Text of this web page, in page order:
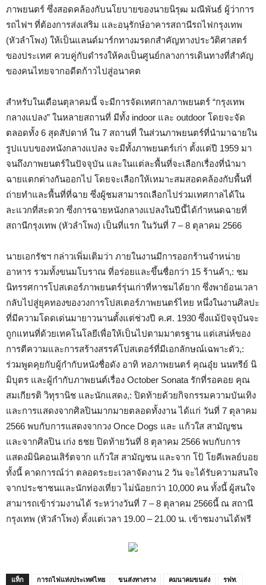
ภาพยนตร์ ซึ่งสอดคล้องกับนโยบายของนายนิรุฒ มณีพันธ์ ผู้ว่าการ
รถไฟฯ ที่ต้องการส่งเสริม และอนุรักษ์อาคารสถานีรถไฟกรุงเทพ
(หัวลำโพง) ให้เป็นแลนด์มาร์กทางมรดกสำคัญทางประวัติศาสตร์
ของประเทศ ควบคู่กับดำรงให้คงเป็นศูนย์กลางการเดินทางที่สำคัญ
ของคนไทยจากอดีตก้าวไปสู่อนาคต
สำหรับในเดือนตุลาคมนี้ จะมีการจัดเทศกาลภาพยนตร์ “กรุงเทพ
กลางแปลง” ในหลายสถานที่ มีทั้ง indoor และ outdoor โดยจะจัด
ตลอดทั้ง 6 สุดสัปดาห์ ใน 7 สถานที่ ในส่วนภาพยนตร์ที่นำมาฉายใน
รูปแบบของหนังกลางแปลง จะมีทั้งภาพยนตร์เก่า ตั้งแต่ปี 1959 มา
จนถึงภาพยนตร์ในปัจจุบัน และในแต่ละพื้นที่จะเลือกเรื่องที่นำมา
ฉายแตกต่างกันออกไป โดยจะเลือกให้เหมาะสมสอดคล้องกับพื้นที่
ถ่ายทำและพื้นที่ที่ฉาย ซึ่งผู้ชมสามารถเลือกไปร่วมเทศกาลได้ใน
ละแวกที่สะดวก ซึ่งการฉายหนังกลางแปลงในปีนี้ได้กำหนดฉายที่
สถานีกรุงเทพ (หัวลำโพง) เป็นที่แรก ในวันที่ 7 – 8 ตุลาคม 2566
นายเอกรัชฯ กล่าวเพิ่มเติมว่า ภายในงานมีการออกร้านจำหน่าย
อาหาร รวมทั้งขนมโบราณ ที่อร่อยและขึ้นชื่อกว่า 15 ร้านค้า,: ชม
นิทรรศการโปสเตอร์ภาพยนตร์รุ่นเก่าที่หาชมได้ยาก ซึ่งพาย้อนเวลา
กลับไปสู่ยุคทองของวงการโปสเตอร์ภาพยนตร์ไทย หนึ่งในงานศิลปะ
ที่มีความโดดเด่นมายาวนานตั้งแต่ช่วงปี ค.ศ. 1930 ซึ่งแม้ปัจจุบันจะ
ถูกแทนที่ด้วยเทคโนโลยีเพื่อให้เป็นไปตามมาตรฐาน แต่เสน่ห์ของ
การตีความและการสร้างสรรค์โปสเตอร์ที่มีเอกลักษณ์เฉพาะตัว,:
ร่วมพูดคุยกับผู้กำกับหนังชื่อดัง อาทิ หอภาพยนตร์ คุณอุ๋ย นนทรีย์ นิ
มิบุตร และผู้กำกับภาพยนต์เรื่อง October Sonata รักที่รอคอย คุณ
สมเกียรติ วิทุรานิช และนักแสดง,: ปิดท้ายด้วยกิจกรรมความบันเทิง
และการแสดงจากศิลปินมากมายตลอดทั้งงาน ได้แก่ วันที่ 7 ตุลาคม
2566 พบกับการแสดงจากวง Once Dogs และ แก้วใส สามัญชน
และจากศิลปิน เก่ง ธชย ปิดท้ายวันที่ 8 ตุลาคม 2566 พบกับการ
แสดงมินิคอนเสิร์ตจาก แก้วใส สามัญชน และจาก โป้ โยคีเพลย์บอย
ทั้งนี้ คาดการณ์ว่า ตลอดระยะเวลาจัดงาน 2 วัน จะได้รับความสนใจ
จากประชาชนและนักท่องเที่ยว ไม่น้อยกว่า 10,000 คน ทั้งนี้ ผู้สนใจ
สามารถเข้าร่วมงานได้ ระหว่างวันที่ 7 – 8 ตุลาคม 2566นี้ ณ สถานี
กรุงเทพ (หัวลำโพง) ตั้งแต่เวลา 19.00 – 21.00 น. เข้าชมงานได้ฟรี
แท็ก การถไฟแห่งประเทศไทย ขนส่งทางราง คมนาคมขนส่ง
รฟท.